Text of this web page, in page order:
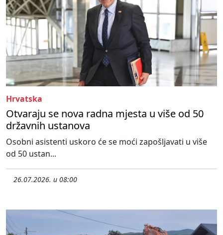
Hrvatska
Otvaraju se nova radna mjesta u više od 50
državnih ustanova
Osobni asistenti uskoro će se moći zapošljavati u više
od 50 ustan...
26.07.2026. u 08:00